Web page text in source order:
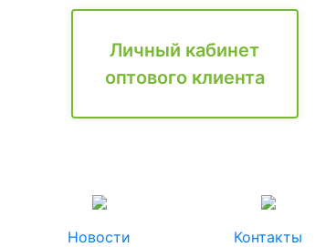
Личный кабинет
оптового клиента
Новости Контакты